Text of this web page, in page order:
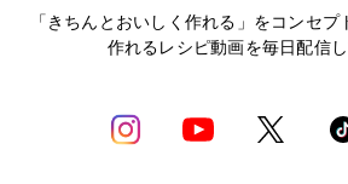
「きちんとおいしく作れる」をコンセプ
作れるレシピ動画を毎日配信し